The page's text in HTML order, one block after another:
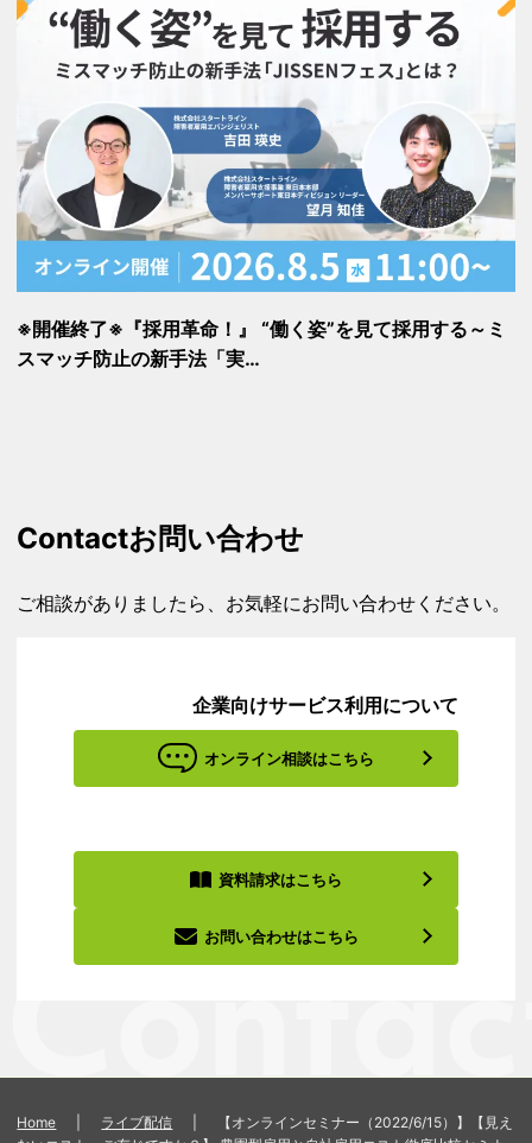
※開催終了※『採用革命！』 “働く姿”を見て採用する～ミ
スマッチ防止の新手法「実…
Contactお問い合わせ
ご相談がありましたら、お気軽にお問い合わせください。
企業向けサービス利用について
オンライン相談はこちら
資料請求はこちら
お問い合わせはこちら
Home ライブ配信
【オンラインセミナー（2022/6/15）】【見え